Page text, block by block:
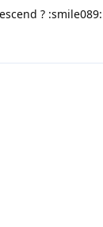
? :smile089: